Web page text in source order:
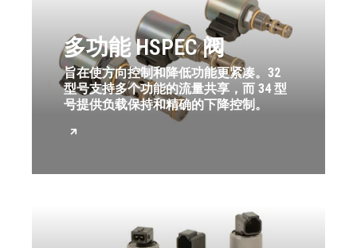
多功能 HSPEC 阀
旨在使方向控制和降低功能更紧凑。32
型号支持多个功能的流量共享，而 34 型
号提供负载保持和精确的下降控制。